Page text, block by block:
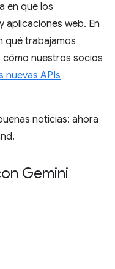
en que los
aplicaciones web. En
qué trabajamos
nuestros socios
nuevas APIs
noticias: ahora
Gemini